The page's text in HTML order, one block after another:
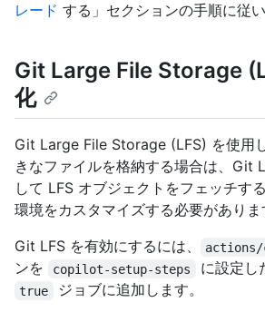
レード する」セクションの手順に従い
Git Large File Storage
化
Git Large File Storage (LFS) を使用
きなファイルを格納する場合は、Git
して LFS オブジェクトをフェッチす
環境をカスタマイズする必要がありま
Git LFS を有効にするには、
actions/
ンを
copilot-setup-steps に設定し
true ジョブに追加します。